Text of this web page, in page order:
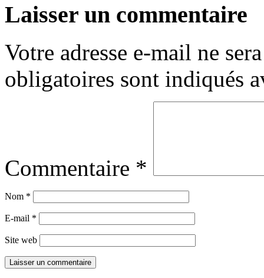
Laisser un commentaire
Votre adresse e-mail ne
obligatoires sont indiqués
Commentaire *
Nom *
E-mail *
Site web